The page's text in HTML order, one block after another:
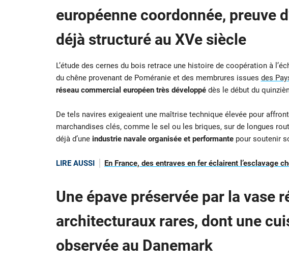
européenne coordonnée, preuve
déjà structuré au XVe siècle
L’étude des cernes du bois retrace une histoire de coopération à
du chêne provenant de Poméranie et des membrures issues des
réseau commercial européen très développédès le début du
De tels navires exigeaient une maîtrise technique élevée pour
marchandises clés, comme le sel ou les briques, sur de longues
déjà d’une industrie navale organisée et performantepour soutenir
LIRE AUSSI En France, des entraves en fer éclairent l’esclavage
Une épave préservée par la vase
architecturaux rares, dont une
observée au Danemark